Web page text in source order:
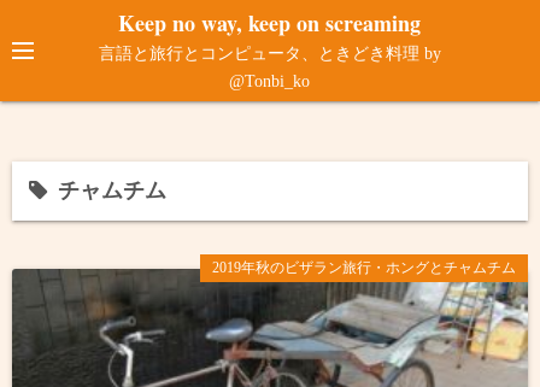
ン
ン
ッ
Keep no way, keep on screaming
言語と旅行とコンピュータ、ときどき料理 by
@Tonbi_ko
チャムチム
2019年秋のビザラン旅行・ホングとチャムチム